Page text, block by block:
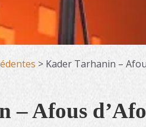
> Kader Tarhanin –
– Afous